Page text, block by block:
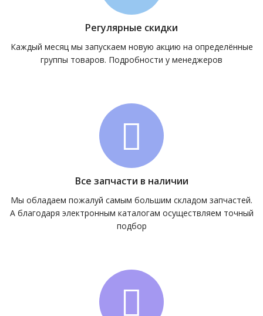
Регулярные скидки
Каждый месяц мы запускаем новую акцию на определённые
группы товаров. Подробности у менеджеров
Все запчасти в наличии
Мы обладаем пожалуй самым большим складом запчастей.
А благодаря электронным каталогам осуществляем точный
подбор